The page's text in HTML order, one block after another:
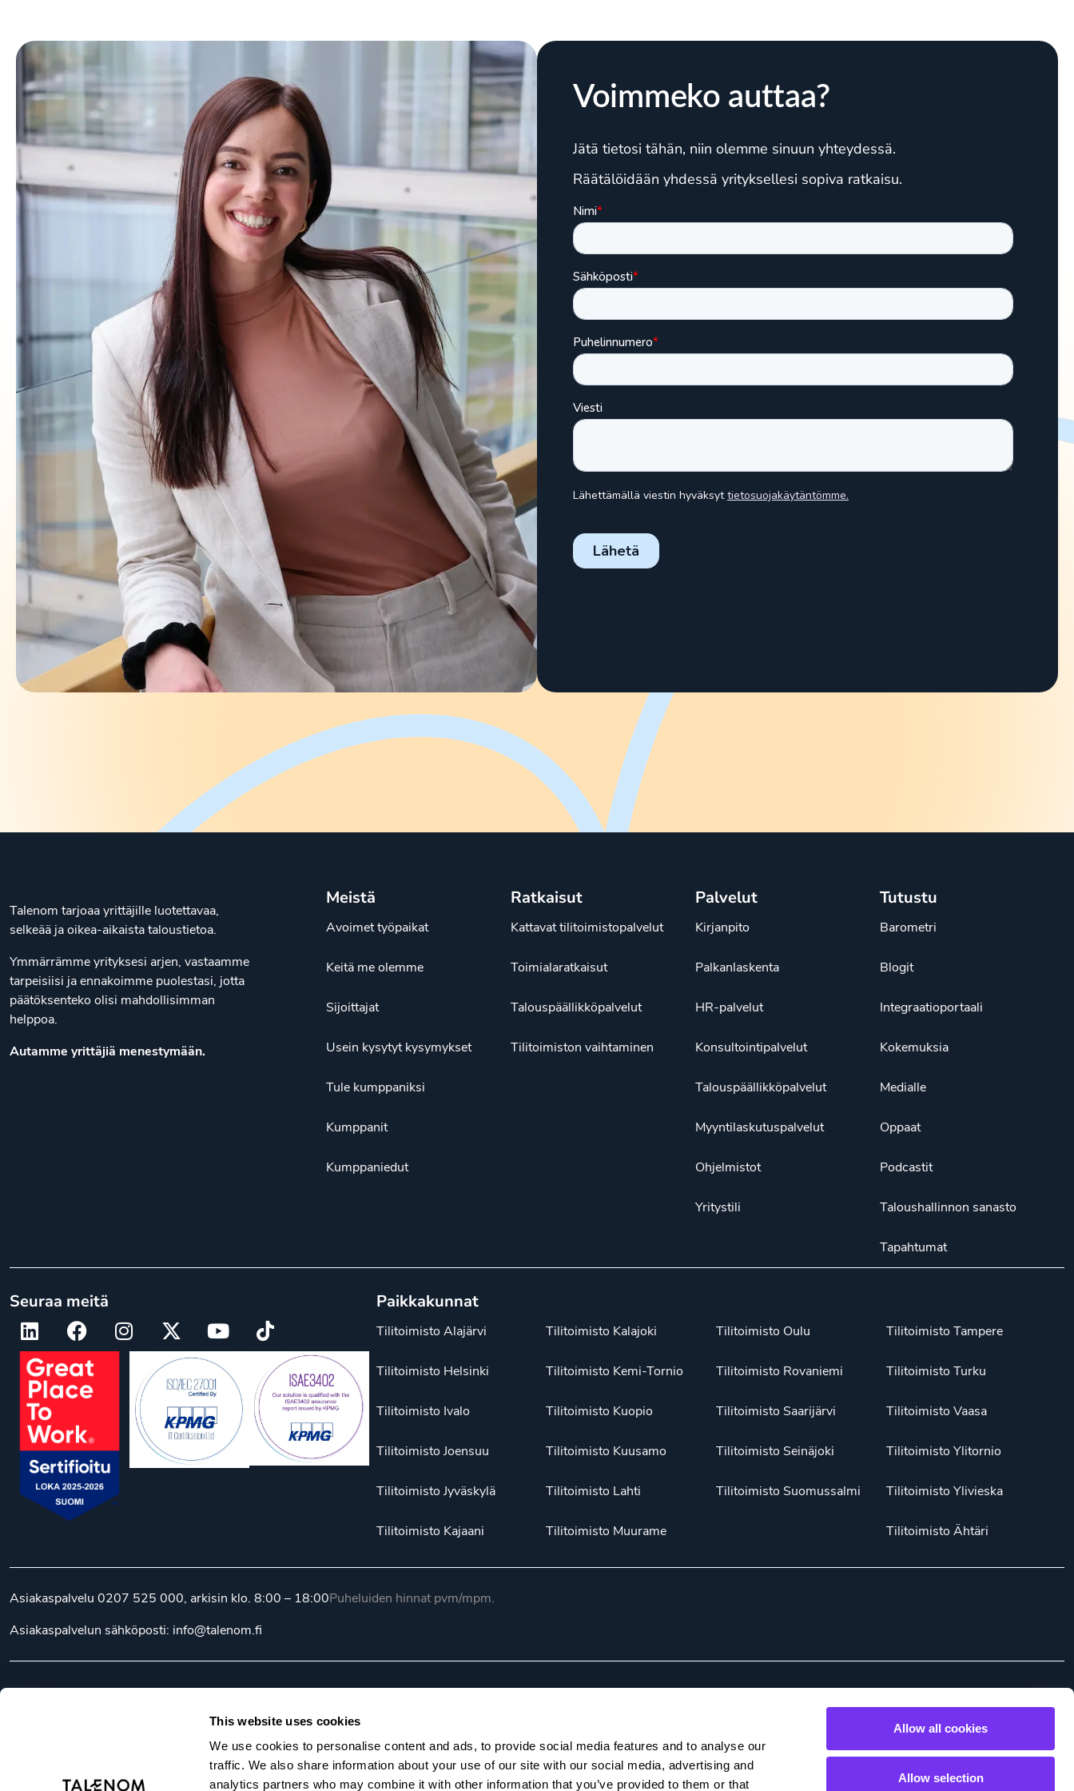
This website uses cookies
We use cookies to personalise content and ads, to provide social media features and to analyse our
traffic. We also share information about your use of our site with our social media, advertising and
analytics partners who may combine it with other information that you’ve provided to them or that
Allow all cookies
Allow selection
Voimmeko auttaa?
Jätä tietosi tähän, niin olemme sinuun yhteydessä.
Räätälöidään yhdessä yrityksellesi sopiva ratkaisu.
Talenom tarjoaa yrittäjille luotettavaa,
selkeää ja oikea-aikaista taloustietoa.
Ymmärrämme yrityksesi arjen, vastaamme
tarpeisiisi ja ennakoimme puolestasi, jotta
päätöksenteko olisi mahdollisimman
helppoa.
Autamme yrittäjiä menestymään.
Meistä
Avoimet työpaikat
Keitä me olemme
Sijoittajat
Usein kysytyt kysymykset
Tule kumppaniksi
Kumppanit
Kumppaniedut
Ratkaisut
Kattavat tilitoimistopalvelut
Toimialaratkaisut
Talouspäällikköpalvelut
Tilitoimiston vaihtaminen
Palvelut
Kirjanpito
Palkanlaskenta
HR-palvelut
Konsultointipalvelut
Talouspäällikköpalvelut
Myyntilaskutuspalvelut
Ohjelmistot
Yritystili
Tutustu
Barometri
Blogit
Integraatioportaali
Kokemuksia
Medialle
Oppaat
Podcastit
Taloushallinnon sanasto
Tapahtumat
Seuraa meitä Paikkakunnat
Tilitoimisto Alajärvi
Tilitoimisto Helsinki
Tilitoimisto Ivalo
Tilitoimisto Joensuu
Tilitoimisto Jyväskylä
Tilitoimisto Kajaani
Tilitoimisto Kalajoki
Tilitoimisto Kemi-Tornio
Tilitoimisto Kuopio
Tilitoimisto Kuusamo
Tilitoimisto Lahti
Tilitoimisto Muurame
Tilitoimisto Oulu
Tilitoimisto Rovaniemi
Tilitoimisto Saarijärvi
Tilitoimisto Seinäjoki
Tilitoimisto Suomussalmi
Tilitoimisto Tampere
Tilitoimisto Turku
Tilitoimisto Vaasa
Tilitoimisto Ylitornio
Tilitoimisto Ylivieska
Tilitoimisto Ähtäri
Asiakaspalvelu 0207 525 000, arkisin klo. 8:00 – 18:00
Asiakaspalvelun sähköposti: info@talenom.fi
Puheluiden hinnat pvm/mpm.
Kaikki oikeudet pidätetään. Eettinen ohjesääntö Whistleblower Suomi (FI)